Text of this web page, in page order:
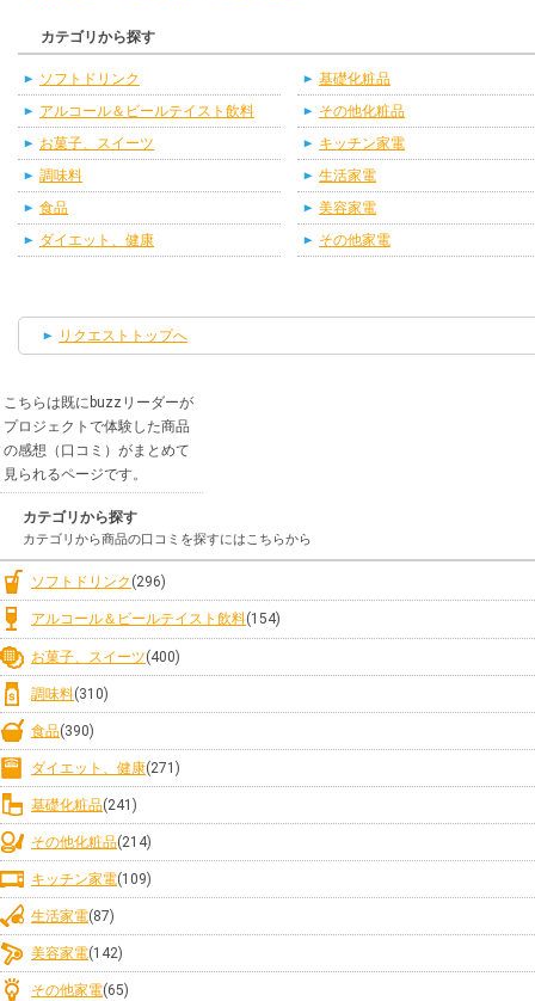
カテゴリから探す
ソフトドリンク
アルコール＆ビールテイスト飲料
お菓子、スイーツ
調味料
食品
ダイエット、健康
基礎化粧品
その他化粧品
キッチン家電
生活家電
美容家電
その他家電
リクエストトップへ
こちらは既にbuzzリーダーが
プロジェクトで体験した商品
の感想（口コミ）がまとめて
見られるページです。
カテゴリから探す
カテゴリから商品の口コミを探すにはこちらから
ソフトドリンク (296)
アルコール＆ビールテイスト飲料(154)
お菓子、スイーツ(400)
調味料(310)
食品(390)
ダイエット、健康(271)
基礎化粧品(241)
その他化粧品(214)
キッチン家電(109)
生活家電(87)
美容家電(142)
その他家電(65)